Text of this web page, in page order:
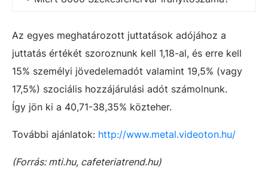
Az egyes meghatározott juttatások adójához a
juttatás értékét szoroznunk kell 1,18-al, és erre kell
15% személyi jövedelemadót valamint 19,5% (vagy
17,5%) szociális hozzájárulási adót számolnunk.
Így jön ki a 40,71-38,35% közteher.
További ajánlatok: http://www.metal.videoton.hu/
(Forrás: mti.hu, cafeteriatrend.hu)